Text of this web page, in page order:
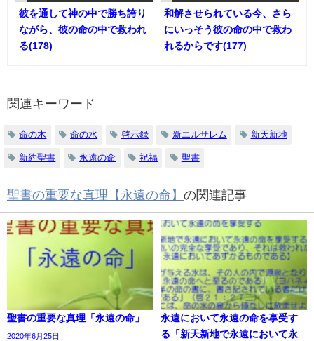
彼を通して神の中で勝ち誇り
ながら、彼の命の中で救われ
る(178)
和解させられている今、さら
にいっそう彼の命の中で救わ
れるからです(177)
関連キーワード
命の木 命の水 啓示録 新エルサレム 新天新地
新約聖書 永遠の命 祝福 聖書
聖書の重要な真理【永遠の命】 の関連記事
聖書の重要な真理「永遠の命」
2020年6月25日
永遠において永遠の命を享受す
る「新天新地で永遠において永